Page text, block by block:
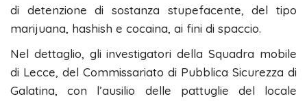
di detenzione di sostanza stupefacente, del tipo
marijuana, hashish e cocaina, ai fini di spaccio.
Nel dettaglio, gli investigatori della Squadra mobile
di Lecce, del Commissariato di Pubblica Sicurezza di
Galatina, con l’ausilio delle pattuglie del locale